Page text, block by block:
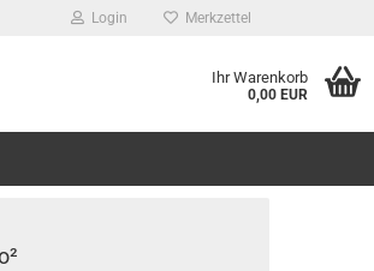
Login Merkzettel
Ihr Warenkorb
0,00 EUR